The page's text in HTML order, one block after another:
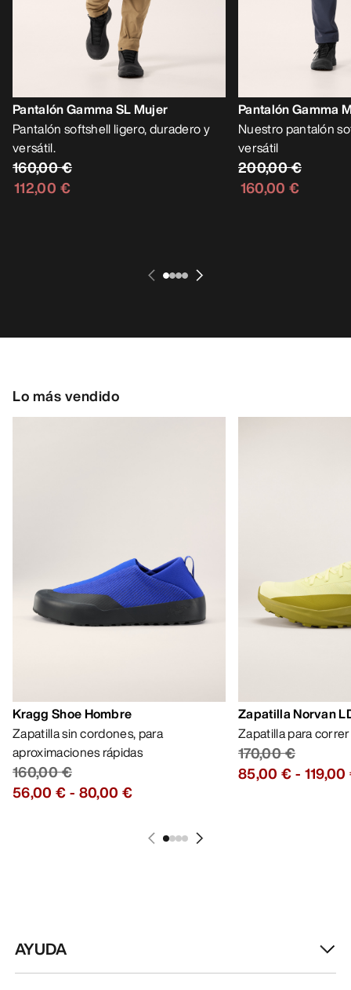
Pantalón Gamma SL Mujer
Pantalón softshell ligero, duradero y
versátil.
160,00 €
112,00 €
Pantalón Gamma
Nuestro pantalón
versátil
200,00 €
160,00 €
Lo más vendido
Kragg Shoe Hombre
Zapatilla sin cordones, para
aproximaciones rápidas
160,00 €
56,00 €- 80,00 €
Zapatilla Norvan
Zapatilla para
170,00 €
85,00 €-
AYUDA